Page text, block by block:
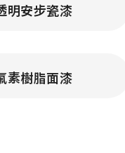
明安步瓷漆
素樹脂面漆